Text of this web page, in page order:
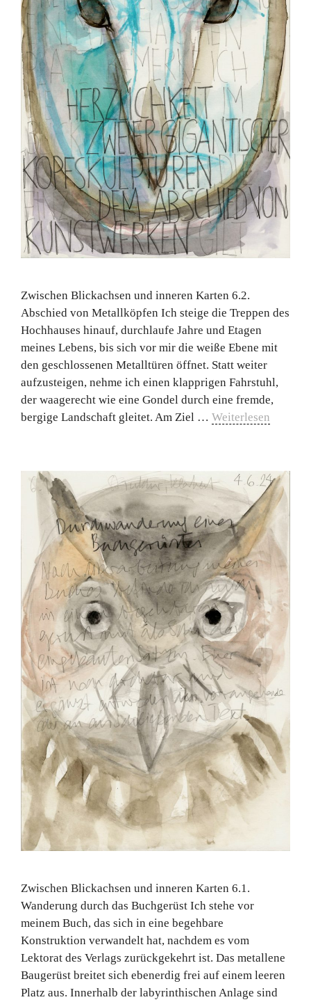
Zwischen Blickachsen und inneren Karten 6.2.
Abschied von Metallköpfen Ich steige die Treppen des
Hochhauses hinauf, durchlaufe Jahre und Etagen
meines Lebens, bis sich vor mir die weiße Ebene mit
den geschlossenen Metalltüren öffnet. Statt weiter
aufzusteigen, nehme ich einen klapprigen Fahrstuhl,
der waagerecht wie eine Gondel durch eine fremde,
bergige Landschaft gleitet. Am Ziel … Weiterlesen
Zwischen Blickachsen und inneren Karten 6.1.
Wanderung durch das Buchgerüst Ich stehe vor
meinem Buch, das sich in eine begehbare
Konstruktion verwandelt hat, nachdem es vom
Lektorat des Verlags zurückgekehrt ist. Das metallene
Baugerüst breitet sich ebenerdig frei auf einem leeren
Platz aus. Innerhalb der labyrinthischen Anlage sind